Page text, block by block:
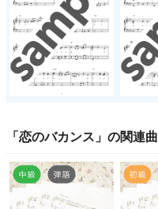
「 恋のバカンス 」の関連曲